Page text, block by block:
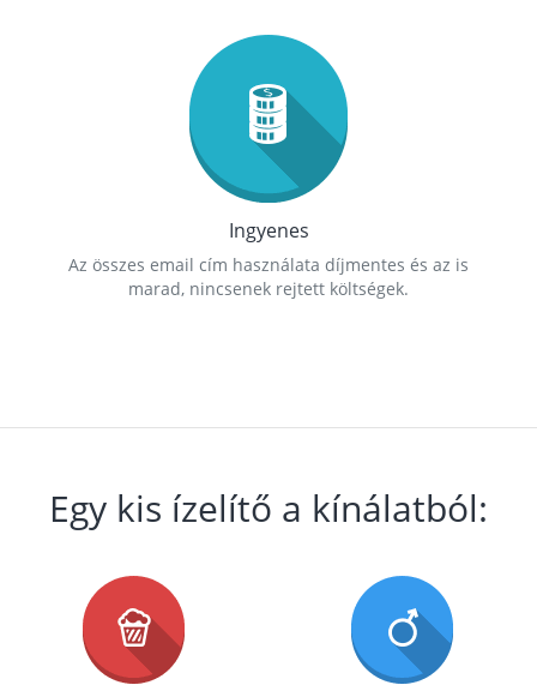
Ingyenes
Az összes email cím használata díjmentes és az is
marad, nincsenek rejtett költségek.
Egy kis ízelítő a kínálatból: